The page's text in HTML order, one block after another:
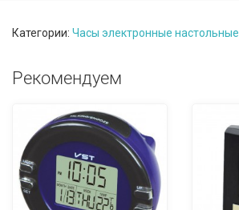
Категории: Часы электронные
Рекомендуем